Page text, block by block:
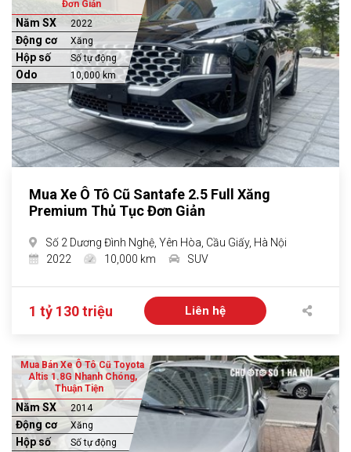
Đơn Giản
Năm SX 2022
Động cơ Xăng
Hộp số Số tự động
Odo 10,000 km
Mua Xe Ô Tô Cũ Santafe 2.5 Full Xăng
Premium Thủ Tục Đơn Giản
Số 2 Dương Đình Nghệ, Yên Hòa, Cầu Giấy, Hà Nội
2022
10,000 km SUV
1 tỷ 130 triệu Liên hệ
Mua Bán Xe Ô Tô Cũ Toyota
Altis 1.8G Nhanh Chóng,
Thuận Tiện
Năm SX 2014
Động cơ Xăng
Hộp số Số tự động